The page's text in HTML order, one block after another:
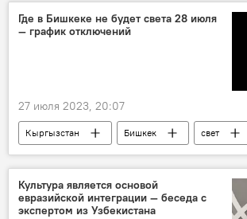
"Юнистрим"
Где в Бишкеке не будет света 28 июля
— график отключений
27 июля 2023, 20:07
Кыргызстан Бишкек
свет
отключение
график
Бишкекское предприятие электрических сетей
Культура является основой
евразийской интеграции — беседа с
экспертом из Узбекистана